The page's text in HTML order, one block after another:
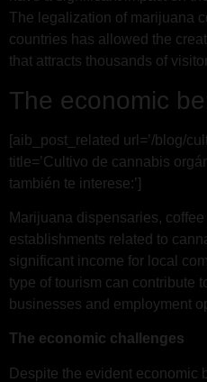
The legalization of marijuana
countries has allowed the
that attracts thousands of
The economic
[aib_post_related url=’/blog/
title=’Cultivo de cannabis
también te interese:’]
Marijuana dispensaries,
establishments related to
significant income for local
type of tourism can contribute
businesses and employment
The economic challenges
Despite the evident economic